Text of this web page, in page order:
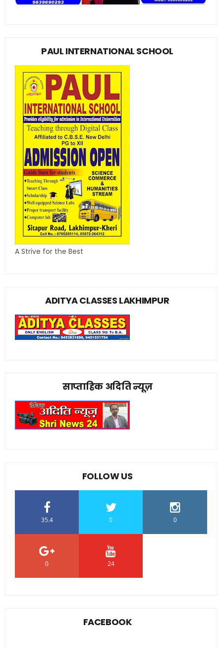
PAUL INTERNATIONAL SCHOOL
A Strive for the Best
ADITYA CLASSES LAKHIMPUR
साप्ताहिक अदिति न्यूज़
FOLLOW US
35.4 0 0
0 24
FACEBOOK